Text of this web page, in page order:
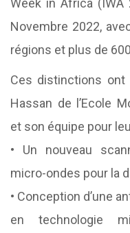
Week in Africa (IWA
Novembre 2022,
régions et plus de
Ces distinctions ont
Hassan de l’Ecole
et son équipe pour
• Un nouveau
micro-ondes pour la
• Conception d’une
en technologie